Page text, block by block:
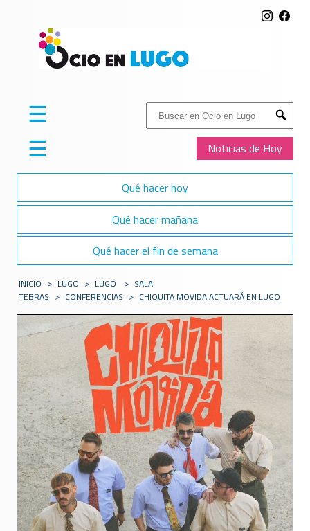
Buscar:
Submit
Noticias de Hoy
☰
☰
Qué hacer hoy
Qué hacer mañana
Qué hacer el fin de semana
INICIO > LUGO > LUGO > SALA
TEBRAS > CONFERENCIAS > CHIQUITA MOVIDA ACTUARÁ EN LUGO